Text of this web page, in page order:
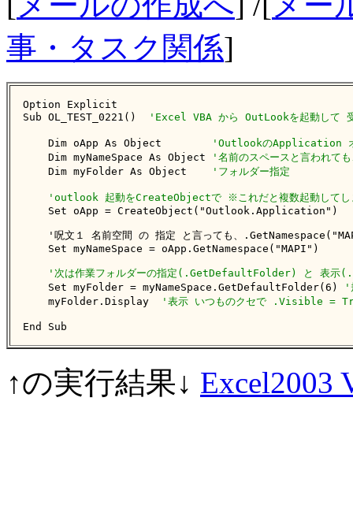
事・タスク関係]
Option Explicit
Sub OL_TEST_0221()
'Excel VBA から OutLookを起動して
    Dim oApp As Object
'OutlookのApplication オ
    Dim myNameSpace As Object
'名前のスペースと言われて
    Dim myFolder As Object
'フォルダー指定
'outlook 起動をCreateObjectで ※これだと複数起動してし
    Set oApp = CreateObject("Outlook.Application")
'呪文１ 名前空間 の 指定 と言っても、
    Set myNameSpace = oApp.GetNamespace("MAPI")
'次は作業フォルダーの指定(.GetDefaultFolder) と 表
    Set myFolder = myNameSpace.GetDefaultFolder(6)
'
    myFolder.Display
'表示 いつものクセで .Visible =
End Sub
↑の実行結果↓ Excel2003